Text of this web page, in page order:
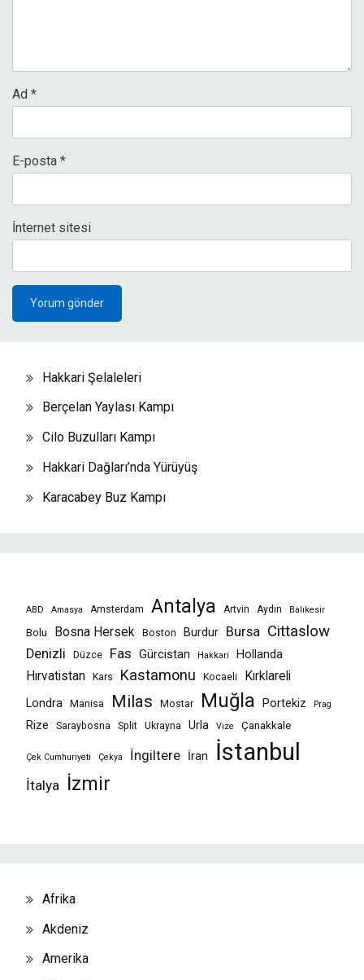
Ad *
E-posta *
İnternet sitesi
Hakkari Şelaleleri
Berçelan Yaylası Kampı
Cilo Buzulları Kampı
Hakkari Dağları’nda Yürüyüş
Karacabey Buz Kampı
ABD Amasya Amsterdam Antalya Artvin Aydın Balıkesir
Bolu Bosna Hersek Boston Burdur Bursa Cittaslow
Denizli Düzce Fas Gürcistan Hakkari
Hollanda
Hırvatistan
Kars Kastamonu Kocaeli
Kırklareli
Londra
Manisa Milas Mostar Muğla Portekiz Prag
Rize Saraybosna Split Ukrayna Urla Vize Çanakkale
Çek Cumhuriyeti Çekya İngiltere İran İstanbul
İtalya İzmir
Afrika
Akdeniz
Amerika